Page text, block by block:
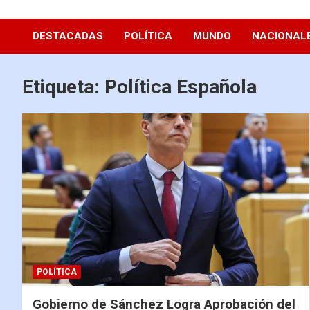
Diario La Hora
DESTACADAS POLÍTICA MUNDO
Etiqueta: Política Española
POLÍTICA
Gobierno de Sánchez Logra Aprobación del